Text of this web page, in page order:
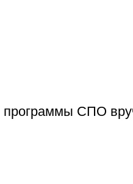
программы СПО